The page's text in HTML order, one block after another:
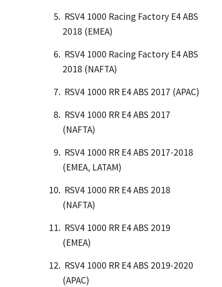
RSV4 1000 Racing Factory E4 ABS
2018 (EMEA)
RSV4 1000 Racing Factory E4 ABS
2018 (NAFTA)
RSV4 1000 RR E4 ABS 2017 (APAC)
RSV4 1000 RR E4 ABS 2017
(NAFTA)
RSV4 1000 RR E4 ABS 2017-2018
(EMEA, LATAM)
RSV4 1000 RR E4 ABS 2018
(NAFTA)
RSV4 1000 RR E4 ABS 2019
(EMEA)
RSV4 1000 RR E4 ABS 2019-2020
(APAC)